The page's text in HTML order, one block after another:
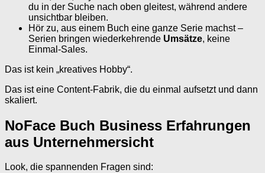
du in der Suche nach oben gleitest, während andere
unsichtbar bleiben.
Hör zu, aus einem Buch eine ganze Serie machst –
Serien bringen wiederkehrende Umsätze, keine
Einmal-Sales.
Das ist kein „kreatives Hobby“.
Das ist eine Content-Fabrik, die du einmal aufsetzt und dann
skaliert.
NoFace Buch Business Erfahrungen
aus Unternehmersicht
Look, die spannenden Fragen sind: